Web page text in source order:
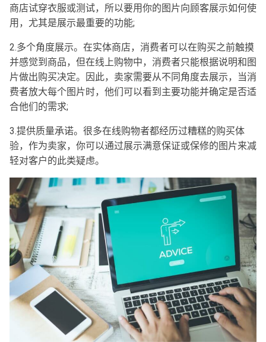
商店试穿衣服或测试，所以要用你的图片向顾客展示如何使
用，尤其是展示最重要的功能;
2.多个角度展示。在实体商店，消费者可以在购买之前触摸
并感觉到商品，但在线上购物中，消费者只能根据说明和图
片做出购买决定。因此，卖家需要从不同角度去展示，当消
费者放大每个图片时，他们可以看到主要功能并确定是否适
合他们的需求;
3.提供质量承诺。很多在线购物者都经历过糟糕的购买体
验，作为卖家，你可以通过展示满意保证或保修的图片来减
轻对客户的此类疑虑。